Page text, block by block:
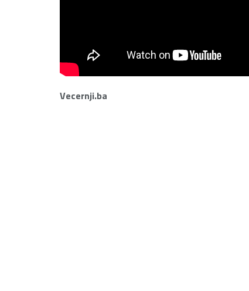
Vecernji.ba